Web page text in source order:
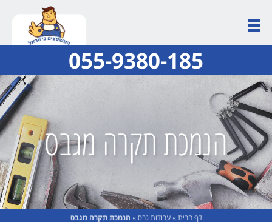
055-9380-185
הנמכת תקרה מגבס
דף הבית»עבודות גבס» הנמכת תקרה מגבס